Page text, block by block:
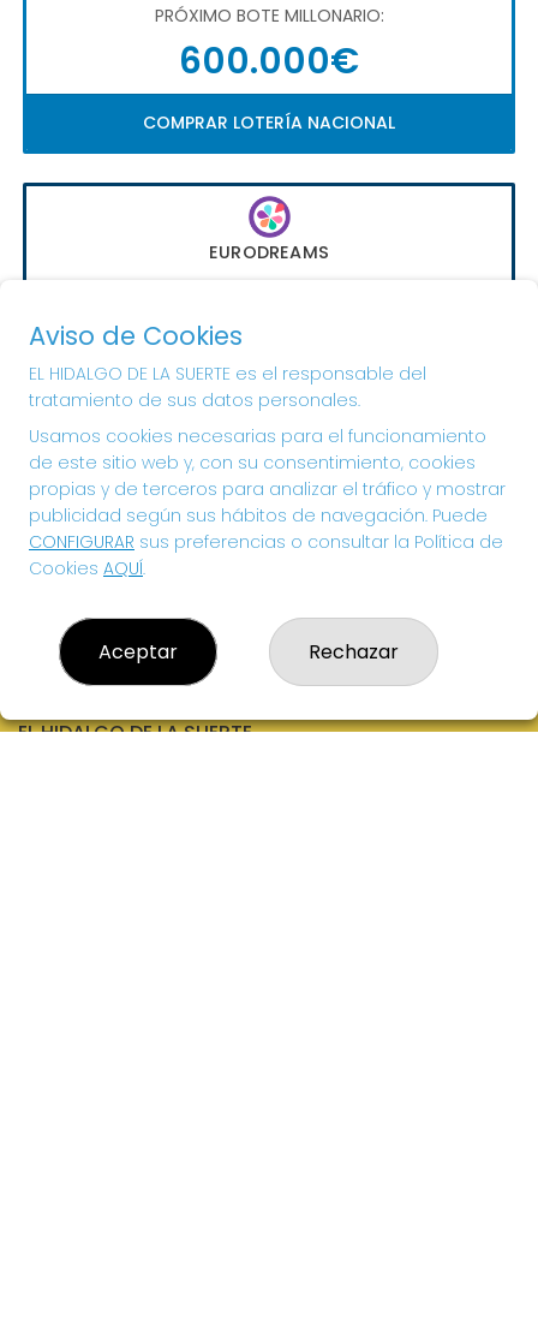
PRÓXIMO BOTE MILLONARIO:
600.000€
COMPRAR LOTERÍA NACIONAL
EURODREAMS
PRÓXIMO BOTE MILLONARIO:
20.000€
¡SUERTE!
EL HIDALGO DE LA SUERTE
Aviso de Cookies
EL HIDALGO DE LA SUERTE es el responsable del
tratamiento de sus datos personales.
Usamos cookies necesarias para el funcionamiento
de este sitio web y, con su consentimiento, cookies
propias y de terceros para analizar el tráfico y mostrar
publicidad según sus hábitos de navegación. Puede
CONFIGURAR sus preferencias o consultar la Política de
Cookies AQUÍ.
Aceptar Rechazar